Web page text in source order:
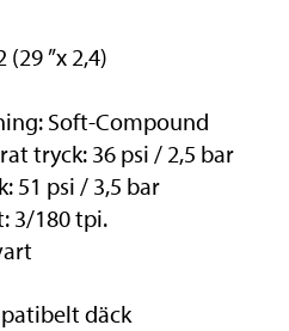
”x 2,4)
Soft-Compound
tryck: 36 psi / 2,5 bar
51 psi / 3,5 bar
3/180 tpi.
däck